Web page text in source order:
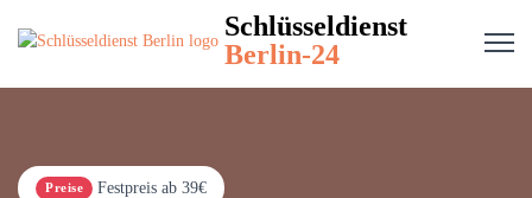
Schlüsseldienst
Berlin-24
Preise Festpreis ab 39€